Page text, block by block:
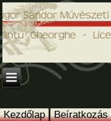
Kezdőlap Beíratkozás